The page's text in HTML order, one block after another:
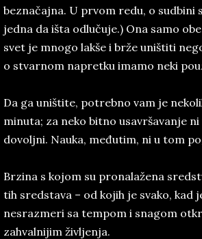
beznačajna. U prvom redu, o sudbini
jedna da išta odlučuje.) Ona samo
svet je mnogo lakše i brže uništiti
o stvarnom napretku imamo neki
Da ga uništite, potrebno vam je
minuta; za neko bitno usavršavanje
dovoljni. Nauka, međutim, ni u tom
Brzina s kojom su pronalažena
tih sredstava – od kojih je svako,
nesrazmeri sa tempom i snagom
zahvalnijim življenja.